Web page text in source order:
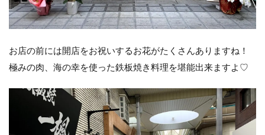
お店の前には開店をお祝いするお花がたくさんありますね！
極みの肉、海の幸を使った鉄板焼き料理を堪能出来ますよ♡